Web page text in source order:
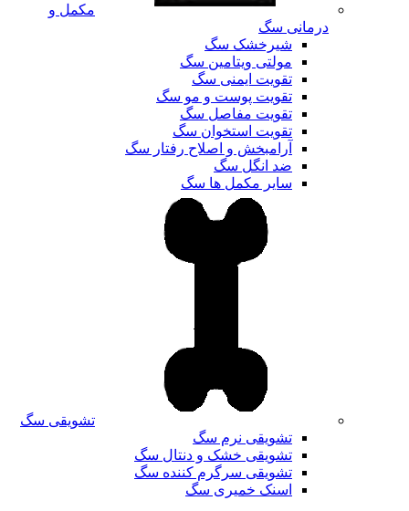
مکمل و
درمانی سگ
شیرخشک سگ
مولتی ویتامین سگ
تقویت ایمنی سگ
تقویت پوست و مو سگ
تقویت مفاصل سگ
تقویت استخوان سگ
آرامبخش و اصلاح رفتار سگ
ضد انگل سگ
سایر مکمل ها سگ
تشویقی سگ
تشویقی نرم سگ
تشویقی خشک و دنتال سگ
تشویقی سرگرم کننده سگ
اسنک خمیری سگ